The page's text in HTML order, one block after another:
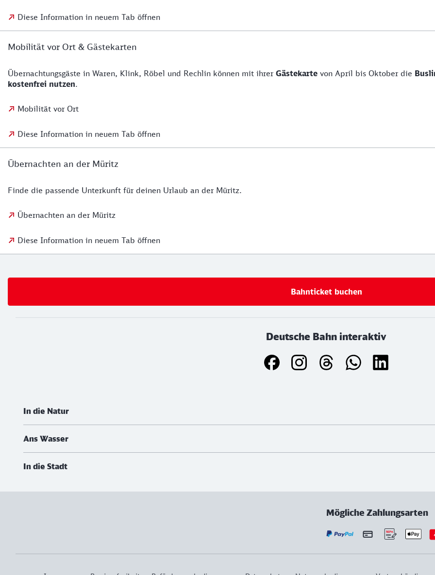
Diese Information in neuem Tab öffnen
Mobilität vor Ort & Gästekarten
Übernachtungsgäste in Waren, Klink, Röbel und Rechlin können mit ihrer Gästekarte von April bis Oktober die
kostenfrei nutzen.
Mobilität vor Ort
Diese Information in neuem Tab öffnen
Übernachten an der Müritz
Finde die passende Unterkunft für deinen Urlaub an der Müritz.
Übernachten an der Müritz
Diese Information in neuem Tab öffnen
Bahnticket buchen
Deutsche Bahn interaktiv
In die Natur
Ans Wasser
In die Stadt
Mögliche Zahlungsarten